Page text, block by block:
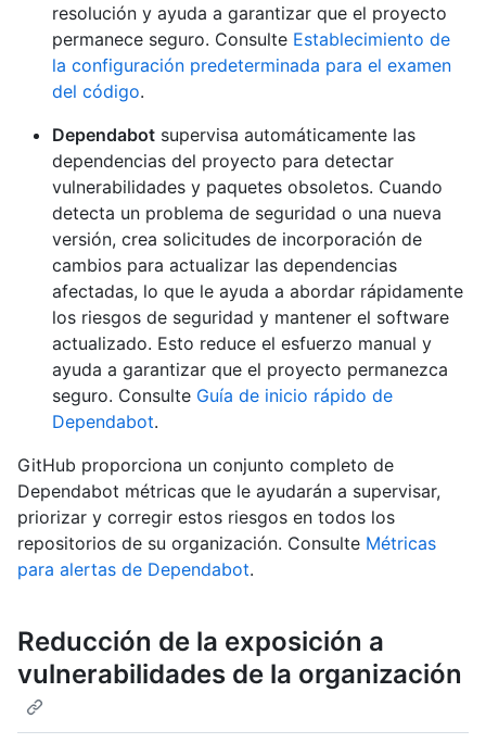
resolución y ayuda a garantizar que el proyecto
permanece seguro. Consulte Establecimiento de
la configuración predeterminada para el examen
del código.
Dependabot supervisa automáticamente las
dependencias del proyecto para detectar
vulnerabilidades y paquetes obsoletos. Cuando
detecta un problema de seguridad o una nueva
versión, crea solicitudes de incorporación de
cambios para actualizar las dependencias
afectadas, lo que le ayuda a abordar rápidamente
los riesgos de seguridad y mantener el software
actualizado. Esto reduce el esfuerzo manual y
ayuda a garantizar que el proyecto permanezca
seguro. Consulte Guía de inicio rápido de
Dependabot.
GitHub proporciona un conjunto completo de
Dependabot métricas que le ayudarán a supervisar,
priorizar y corregir estos riesgos en todos los
repositorios de su organización. Consulte Métricas
para alertas de Dependabot.
Reducción de la exposición a
vulnerabilidades de la organización